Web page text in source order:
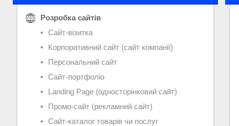
Розробка сайтів
Сайт-візитка
Корпоративний сайт (сайт компанії)
Персональний сайт
Сайт-портфоліо
Landing Page (односторінковий сайт)
Промо-сайт (рекламний сайт)
Сайт-каталог товарів чи послуг